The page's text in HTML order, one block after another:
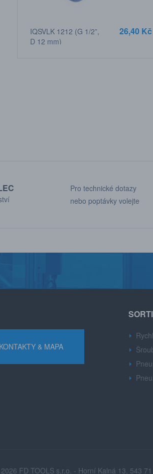
IQSVLK 1212 (G 1/2”,
D 12 mm)
26,40 Kč
Pro technické dotazy
nebo poptávky volejte
KONTAKTY & MAPA
FD TOOLS s.r.o. - Horní Kalná 13, 543